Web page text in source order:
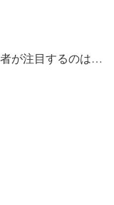
が注目するのは…